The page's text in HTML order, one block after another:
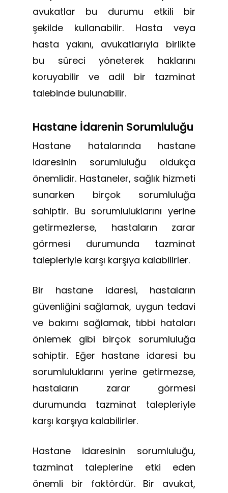
avukatlar bu durumu etkili bir
şekilde kullanabilir. Hasta veya
hasta yakını, avukatlarıyla birlikte
bu süreci yöneterek haklarını
koruyabilir ve adil bir tazminat
talebinde bulunabilir.
Hastane İdarenin Sorumluluğu
Hastane hatalarında hastane
idaresinin sorumluluğu oldukça
önemlidir. Hastaneler, sağlık hizmeti
sunarken birçok sorumluluğa
sahiptir. Bu sorumluluklarını yerine
getirmezlerse, hastaların zarar
görmesi durumunda tazminat
talepleriyle karşı karşıya kalabilirler.
Bir hastane idaresi, hastaların
güvenliğini sağlamak, uygun tedavi
ve bakımı sağlamak, tıbbi hataları
önlemek gibi birçok sorumluluğa
sahiptir. Eğer hastane idaresi bu
sorumluluklarını yerine getirmezse,
hastaların zarar görmesi
durumunda tazminat talepleriyle
karşı karşıya kalabilirler.
Hastane idaresinin sorumluluğu,
tazminat taleplerine etki eden
önemli bir faktördür. Bir avukat,